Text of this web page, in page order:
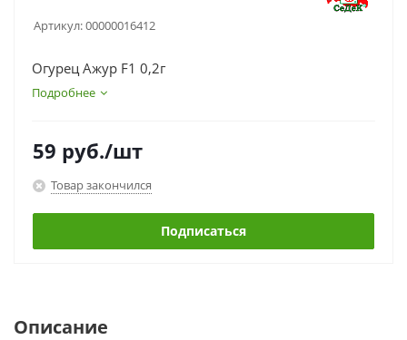
Артикул:00000016412
Огурец Ажур F1 0,2г
Подробнее
59 руб./шт
Товар закончился
Подписаться
Описание